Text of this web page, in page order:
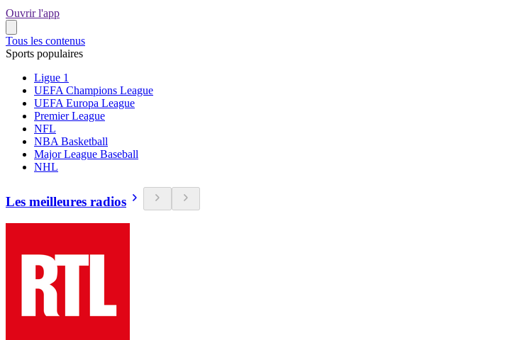
Ouvrir l'app
Tous les contenus
Sports populaires
Ligue 1
UEFA Champions League
UEFA Europa League
Premier League
NFL
NBA Basketball
Major League Baseball
NHL
Les meilleures radios